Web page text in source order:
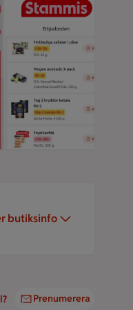
butiksinfo
Prenumerera